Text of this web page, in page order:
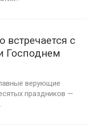
встречается с
Господнем
верующие
праздников —